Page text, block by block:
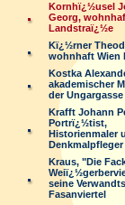
Kornhï¿½usel
Georg,
Landstraï¿½e
Kï¿½rner
wohnhaft Wien
Kostka
akademischer
der Ungargasse
Krafft Johann
Portrï¿½tist,
Historienmaler
Denkmalpfleger
Kraus, "Die
seine
Fasanviertel